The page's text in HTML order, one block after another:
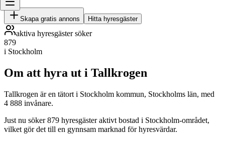
Skapa gratis annons Hitta hyresgäster
aktiva hyresgäster söker
879
i Stockholm
Om att hyra ut i Tallkrogen
Tallkrogen är en tätort i Stockholm kommun, Stockholms län, med
4 888 invånare.
Just nu söker 879 hyresgäster aktivt bostad i Stockholm-området,
vilket gör det till en gynnsam marknad för hyresvärdar.